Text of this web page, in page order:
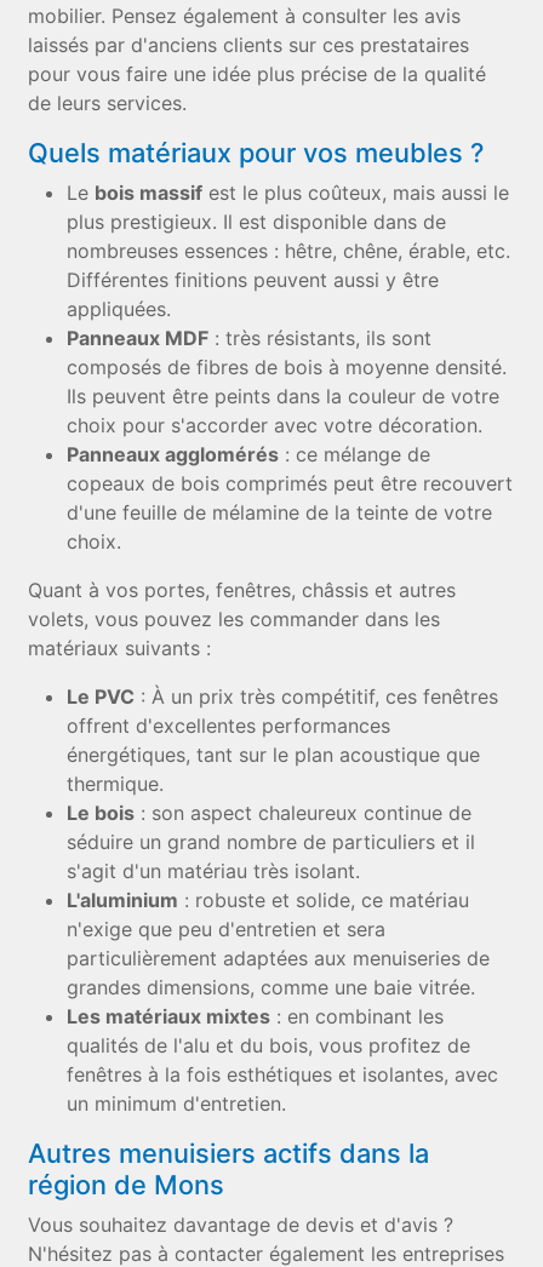
mobilier. Pensez également à consulter les avis
laissés par d'anciens clients sur ces prestataires
pour vous faire une idée plus précise de la qualité
de leurs services.
Quels matériaux pour vos meubles ?
Le bois massif est le plus coûteux, mais aussi le
plus prestigieux. Il est disponible dans de
nombreuses essences : hêtre, chêne, érable, etc.
Différentes finitions peuvent aussi y être
appliquées.
Panneaux MDF : très résistants, ils sont
composés de fibres de bois à moyenne densité.
Ils peuvent être peints dans la couleur de votre
choix pour s'accorder avec votre décoration.
Panneaux agglomérés : ce mélange de
copeaux de bois comprimés peut être recouvert
d'une feuille de mélamine de la teinte de votre
choix.
Quant à vos portes, fenêtres, châssis et autres
volets, vous pouvez les commander dans les
matériaux suivants :
Le PVC : À un prix très compétitif, ces fenêtres
offrent d'excellentes performances
énergétiques, tant sur le plan acoustique que
thermique.
Le bois : son aspect chaleureux continue de
séduire un grand nombre de particuliers et il
s'agit d'un matériau très isolant.
L'aluminium : robuste et solide, ce matériau
n'exige que peu d'entretien et sera
particulièrement adaptées aux menuiseries de
grandes dimensions, comme une baie vitrée.
Les matériaux mixtes : en combinant les
qualités de l'alu et du bois, vous profitez de
fenêtres à la fois esthétiques et isolantes, avec
un minimum d'entretien.
Autres menuisiers actifs dans la
région de Mons
Vous souhaitez davantage de devis et d'avis ?
N'hésitez pas à contacter également les entreprises